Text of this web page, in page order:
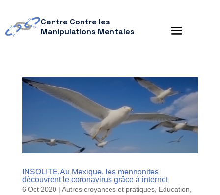
Centre Contre les
Manipulations Mentales
INSOLITE.Au Mexique, les mennonites
découvrent le coronavirus grâce à internet
6 Oct 2020| Autres croyances et pratiques, Education,